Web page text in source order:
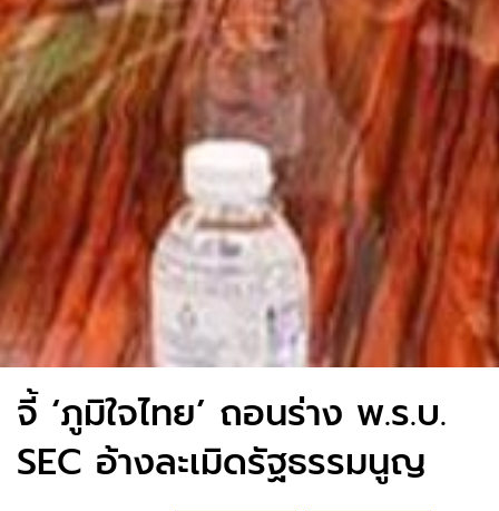
จี้ ‘ภูมิใจไทย’ ถอนร่าง พ.ร.บ.
SEC อ้างละเมิดรัฐธรรมนูญ